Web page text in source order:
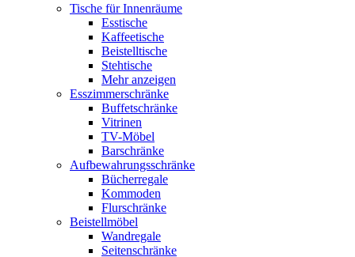
Tische für Innenräume
Esstische
Kaffeetische
Beistelltische
Stehtische
Mehr anzeigen
Esszimmerschränke
Buffetschränke
Vitrinen
TV-Möbel
Barschränke
Aufbewahrungsschränke
Bücherregale
Kommoden
Flurschränke
Beistellmöbel
Wandregale
Seitenschränke